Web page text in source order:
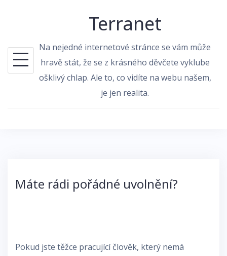
Terranet
Na nejedné internetové stránce se vám může
hravě stát, že se z krásného děvčete vyklube
ošklivý chlap. Ale to, co vidíte na webu našem,
je jen realita.
Máte rádi pořádné uvolnění?
Pokud jste těžce pracující člověk, který nemá